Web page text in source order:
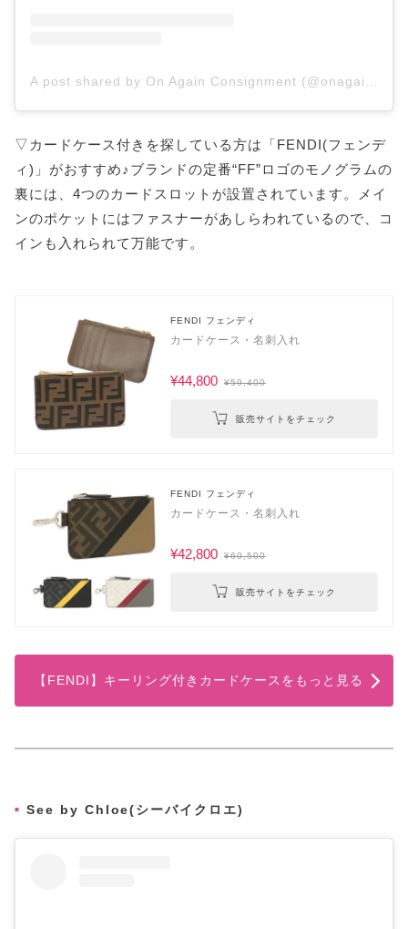
▽カードケース付きを探している方は「FENDI(フェンデ
ィ)」がおすすめ♪ブランドの定番“FF”ロゴのモノグラムの
裏には、4つのカードスロットが設置されています。メイ
ンのポケットにはファスナーがあしらわれているので、コ
インも入れられて万能です。
FENDI フェンディ
カードケース・名刺入れ
¥44,800 ¥59,400
販売サイトをチェック
FENDI フェンディ
カードケース・名刺入れ
¥42,800 ¥60,500
販売サイトをチェック
【FENDI】キーリング付きカードケースをもっと見る
See by Chloe(シーバイクロエ)